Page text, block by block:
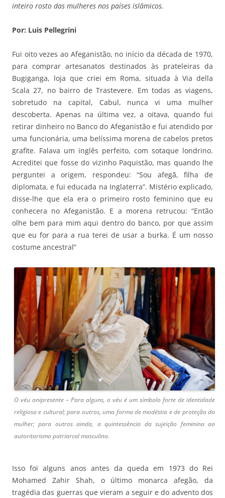
inteiro rosto das mulheres nos países islâmicos.
Por: Luis Pellegrini
Fui oito vezes ao Afeganistão, no início da década de 1970,
para comprar artesanatos destinados às prateleiras da
Bugiganga, loja que criei em Roma, situada à Via della
Scala 27, no bairro de Trastevere. Em todas as viagens,
sobretudo na capital, Cabul, nunca vi uma mulher
descoberta. Apenas na última vez, a oitava, quando fui
retirar dinheiro no Banco do Afeganistão e fui atendido por
uma funcionária, uma belíssima morena de cabelos pretos
grafite. Falava um inglês perfeito, com sotaque londrino.
Acreditei que fosse do vizinho Paquistão, mas quando lhe
perguntei a origem, respondeu: “Sou afegã, filha de
diplomata, e fui educada na Inglaterra”. Mistério explicado,
disse-lhe que ela era o primeiro rosto feminino que eu
conhecera no Afeganistão. E a morena retrucou: “Então
olhe bem para mim aqui dentro do banco, por que assim
que eu for para a rua terei de usar a burka. É um nosso
costume ancestral”
O véu onipresente – Para alguns, o véu é um símbolo forte de identidade
religiosa e cultural; para outros, uma forma de modéstia e de proteção da
mulher; para outros ainda, a quintessência da sujeição feminina ao
autoritarismo patriarcal masculino.
Isso foi alguns anos antes da queda em 1973 do Rei
Mohamed Zahir Shah, o último monarca afegão, da
tragédia das guerras que vieram a seguir e do advento dos